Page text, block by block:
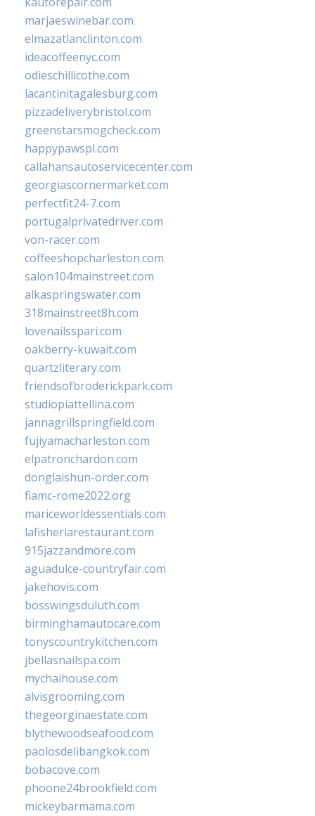
marjaeswinebar.com
elmazatlanclinton.com
ideacoffeenyc.com
odieschillicothe.com
lacantinitagalesburg.com
pizzadeliverybristol.com
greenstarsmogcheck.com
happypawspl.com
callahansautoservicecenter.com
georgiascornermarket.com
perfectfit24-7.com
portugalprivatedriver.com
von-racer.com
coffeeshopcharleston.com
salon104mainstreet.com
alkaspringswater.com
318mainstreet8h.com
lovenailsspari.com
oakberry-kuwait.com
quartzliterary.com
friendsofbroderickpark.com
studiopiattellina.com
jannagrillspringfield.com
fujiyamacharleston.com
elpatronchardon.com
donglaishun-order.com
fiamc-rome2022.org
mariceworldessentials.com
lafisheriarestaurant.com
915jazzandmore.com
aguadulce-countryfair.com
jakehovis.com
bosswingsduluth.com
birminghamautocare.com
tonyscountrykitchen.com
jbellasnailspa.com
mychaihouse.com
alvisgrooming.com
thegeorginaestate.com
blythewoodseafood.com
paolosdelibangkok.com
bobacove.com
phoone24brookfield.com
mickeybarmama.com